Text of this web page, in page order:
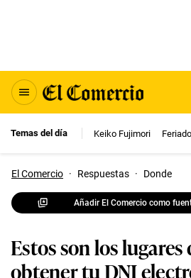
Temas del día Keiko Fujimori Feriado
El Comercio · Respuestas · Donde
Añadir El Comercio como
Estos son los
obtener tu DNI